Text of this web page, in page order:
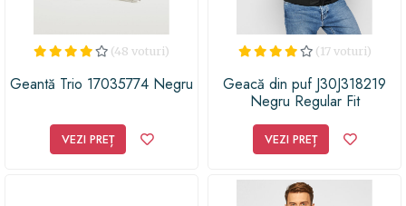
(48 voturi)
Geantă Trio 17035774 Negru
VEZI PREȚ
(17 voturi)
Geacă din puf J30J318219
Negru Regular Fit
VEZI PREȚ